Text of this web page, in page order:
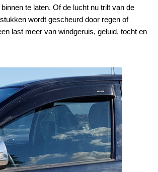
te laten. Of de lucht nu trilt van de
wordt gescheurd door regen of
last meer van windgeruis, geluid, tocht en